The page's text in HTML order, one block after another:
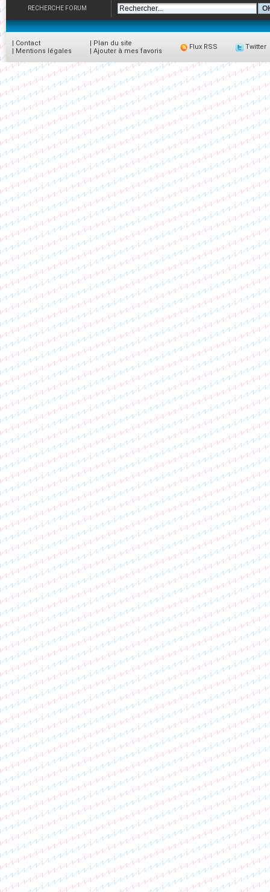
RECHERCHE FORUM
| Contact
| Mentions légales
| Plan du site
| Ajouter à mes favoris
Flux RSS Twitter